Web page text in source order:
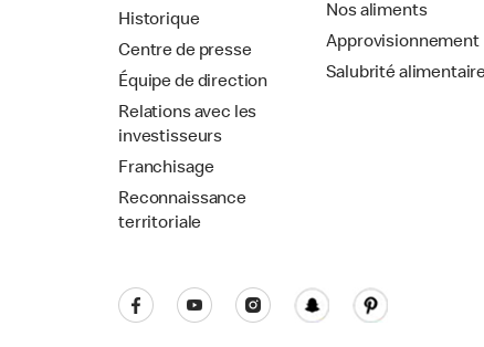
Historique
Centre de presse
Équipe de direction
Relations avec les
investisseurs
Franchisage
Reconnaissance
territoriale
Nos aliments
Approvisionnement
Salubrité